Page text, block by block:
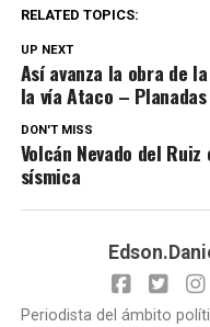
RELATED TOPICS:
UP NEXT
Así avanza la obra de
la vía Ataco – Planadas
DON'T MISS
Volcán Nevado del
sísmica
Periodista del ámbito